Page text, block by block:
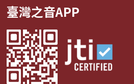
臺灣之音APP